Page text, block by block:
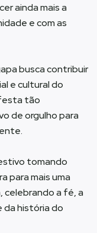
ainda mais a
e com as
busca contribuir
e cultural do
tão
de orgulho para
tomando
para mais uma
celebrando a fé, a
da história do